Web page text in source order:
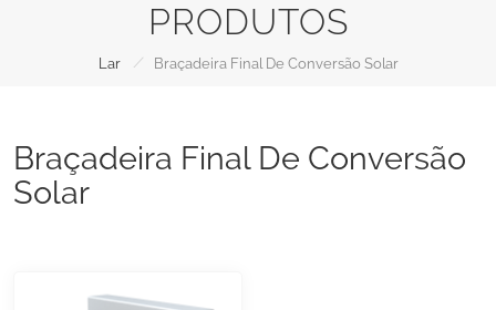
PRODUTOS
Lar / Braçadeira Final De Conversão Solar
Braçadeira Final De Conversão
Solar